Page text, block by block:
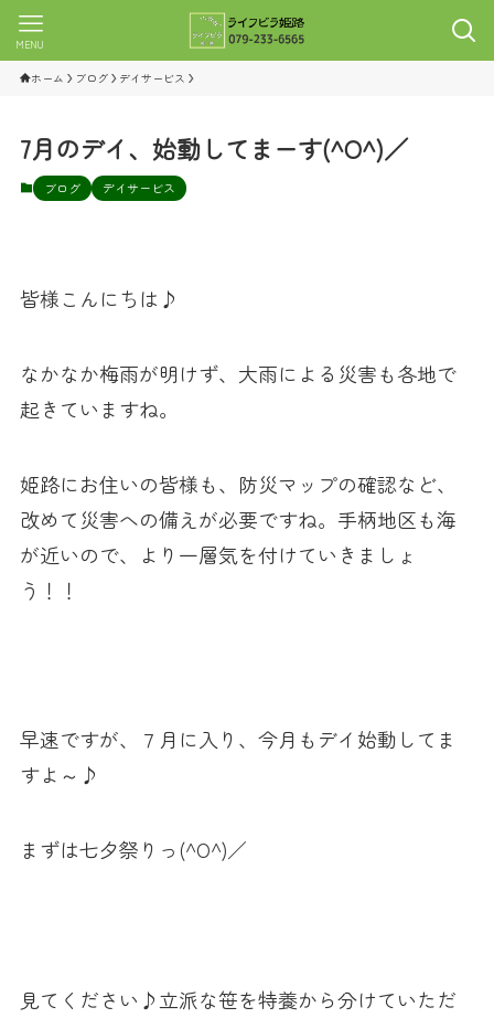
MENU
ホーム ブログ デイサービス
7月のデイ、始動してまーす(^O^)／
ブログ デイサービス
皆様こんにちは♪
なかなか梅雨が明けず、大雨による災害も各地で
起きていますね。
姫路にお住いの皆様も、防災マップの確認など、
改めて災害への備えが必要ですね。手柄地区も海
が近いので、より一層気を付けていきましょ
う！！
早速ですが、７月に入り、今月もデイ始動してま
すよ～♪
まずは七夕祭りっ(^O^)／
見てください♪立派な笹を特養から分けていただ